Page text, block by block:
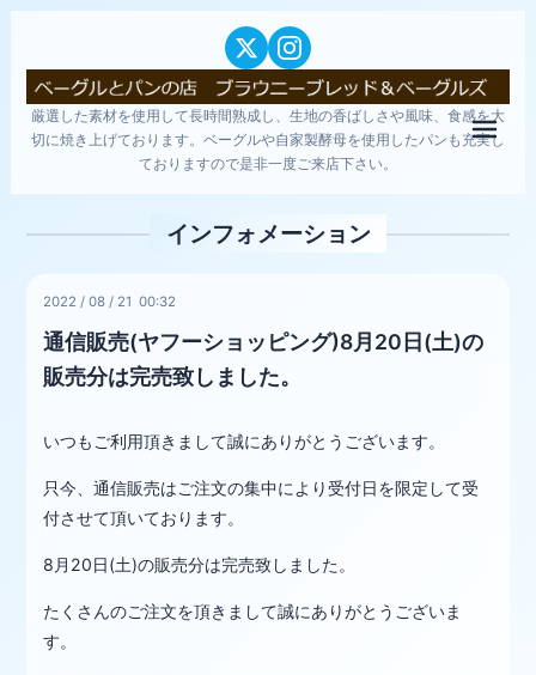
厳選した素材を使用して長時間熟成し、生地の香ばしさや風味、食感を大
切に焼き上げております。ベーグルや自家製酵母を使用したパンも充実し
ておりますので是非一度ご来店下さい。
メ
インフォメーション
2022 /08 / 21 00:32
通信販売(ヤフーショッピング)8月20日(土)の
販売分は完売致しました。
いつもご利用頂きまして誠にありがとうございます。
只今、通信販売はご注文の集中により受付日を限定して受
付させて頂いております。
8月20日(土)の販売分は完売致しました。
たくさんのご注文を頂きまして誠にありがとうございま
す。